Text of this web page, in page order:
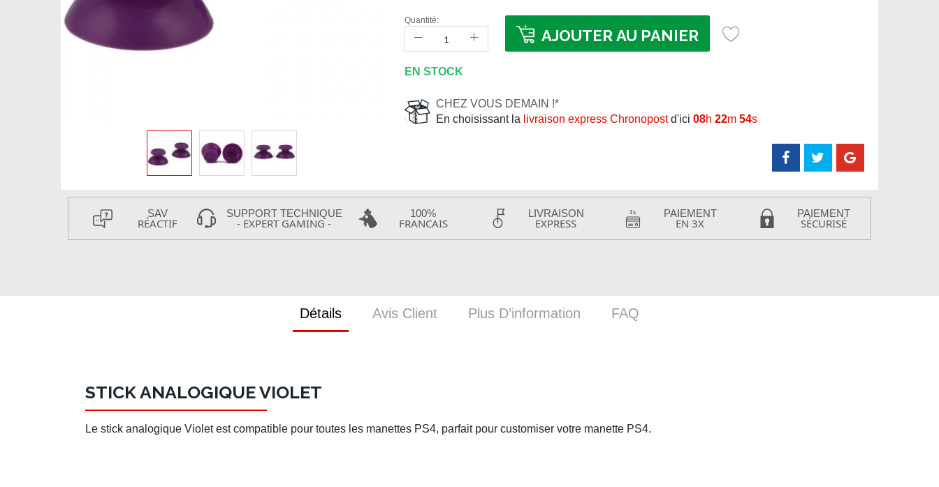
Quantité:
AJOUTER AU PANIER
EN STOCK
CHEZ VOUS DEMAIN !*
En choisissant la livraison express Chronopostd'ici 08h 22m 53s
SAV
RÉACTIF
SUPPORT TECHNIQUE
- EXPERT GAMING -
100%
FRANCAIS
LIVRAISON
EXPRESS
PAIEMENT
EN 3X
PAIEMENT
SÉCURISÉ
Détails
STICK ANALOGIQUE VIOLET
Le stick analogique Violet est compatible pour toutes les manettes PS4, parfait pour customiser votre manette PS4.
Avis Client Plus D’information FAQ